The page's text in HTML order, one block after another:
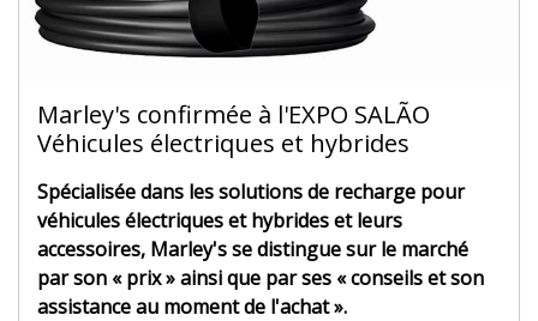
Marley's confirmée à l'EXPO SALÃO
Véhicules électriques et hybrides
Spécialisée dans les solutions de recharge pour
véhicules électriques et hybrides et leurs
accessoires, Marley's se distingue sur le marché
par son « prix » ainsi que par ses « conseils et son
assistance au moment de l'achat ».